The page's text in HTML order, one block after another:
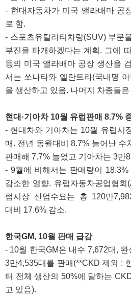
- 현대자동차가 미국 앨라배마 공
로 함.
- 스포츠유틸리티차량(SUV) 부문
부진을 타개하겠다는 계획. 그에
등의 미국 앨라배마 공장 생산을
서는 쏘나타와 엘란트라(국내명
을 생산하고 있음. 나머지 차종들
현대·기아차 10월 유럽판매 8.7%
- 현대차와 기아차는 10월 유럽시
매. 전년 동월대비 8.7% 늘어난 수
판매해 7.7% 늘었고 기아차는 3만
- 9월에 비해서는 판매량이
감소한 영향. 유럽자동차공업협
럽시장 산업수요는 총 120만
대비 17.6% 감소.
한국GM, 10월 판매 급감
- 10월 한국GM은 내수 7,672대,
3만4,535대를 판매(**CKD 제외 :
터 전체 생산의 50%에 달하는
고 있음).